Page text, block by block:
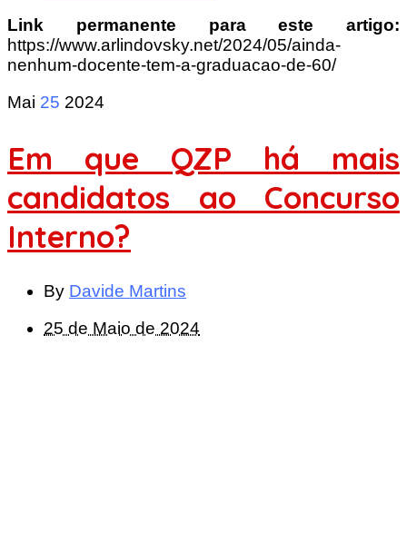
Link permanente para este artigo:
https://www.arlindovsky.net/2024/05/ainda-
nenhum-docente-tem-a-graduacao-de-60/
Mai 25 2024
Em que QZP há mais
candidatos ao Concurso
Interno?
By Davide Martins
25 de Maio de 2024